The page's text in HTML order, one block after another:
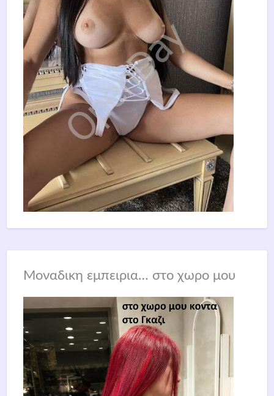
Μοναδικη εμπειρια… στο χωρο μου